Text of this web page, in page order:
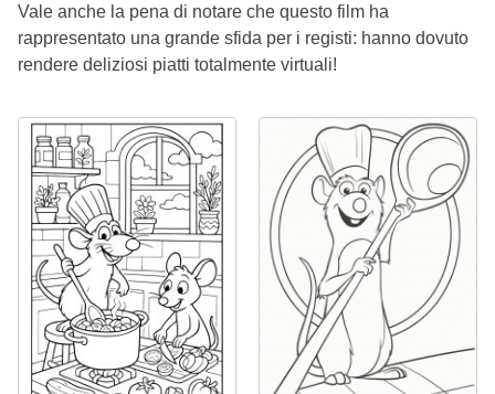
Vale anche la pena di notare che questo film ha
rappresentato una grande sfida per i registi: hanno dovuto
rendere deliziosi piatti totalmente virtuali!